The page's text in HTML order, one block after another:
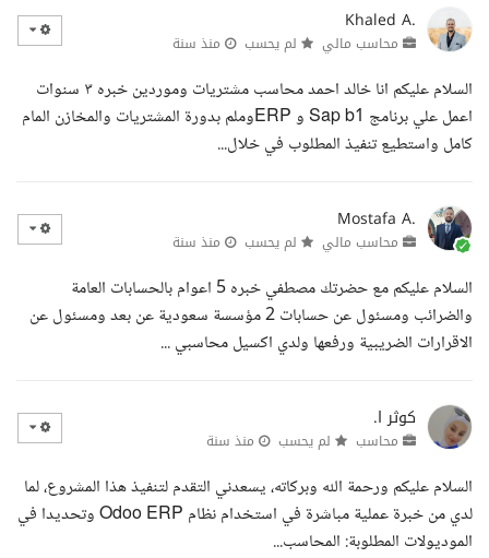
Khaled A.
محاسب مالي لم يحسب منذ سنة
السلام عليكم انا خالد احمد محاسب مشتريات وموردين خبره ٣ سنوات
اعمل علي برنامج Sap b1 و ERPوملم بدورة المشتريات والمخازن المام
كامل واستطيع تنفيذ المطلوب في خلال...
Mostafa A.
محاسب مالي لم يحسب منذ سنة
السلام عليكم مع حضرتك مصطفي خبره 5 اعوام بالحسابات العامة
والضرائب ومسئول عن حسابات 2 مؤسسة سعودية عن بعد ومسئول عن
الاقرارات الضريبية ورفعها ولدي اكسيل محاسبي ...
كوثر ا.
محاسب لم يحسب منذ سنة
السلام عليكم ورحمة الله وبركاته، يسعدني التقدم لتنفيذ هذا المشروع، لما
لدي من خبرة عملية مباشرة في استخدام نظام Odoo ERP وتحديدا في
الموديولات المطلوبة: المحاسب...